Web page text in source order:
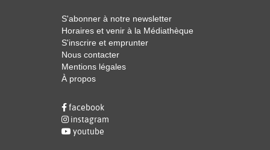
S'abonner à notre newsletter
Horaires et venir à la Médiathèque
S'inscrire et emprunter
Nous contacter
Mentions légales
À propos
facebook
instagram
youtube